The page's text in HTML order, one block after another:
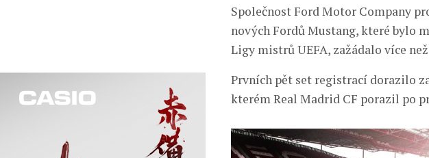
Společnost Ford Motor Company
nových Fordů Mustang, které bylo
Ligy mistrů UEFA, zažádalo více
Prvních pět set registrací dorazilo za
kterém Real Madrid CF porazil po